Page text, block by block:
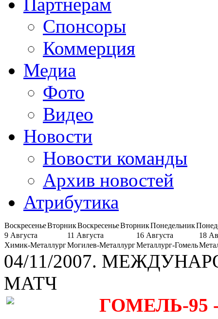
Спонсоры
Коммерция
Медиа
Фото
Видео
Новости
Новости команды
Архив новостей
Атрибутика
ВоскресеньеВторникВоскресеньеВторникПонедельник
9 Августа
11 Августа 16 Августа
18
Химик-МеталлургМогилев-МеталлургМеталлург-Гомель
04/11/2007.
МАТЧ
ГОМЕЛЬ-95